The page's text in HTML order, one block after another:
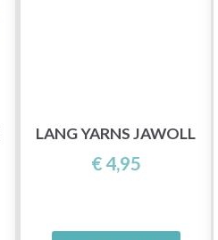
LANG YARNS JAWOLL
€ 4,95